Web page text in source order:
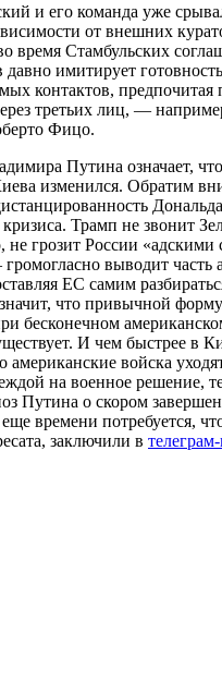
и его команда уже
от внешних
время Стамбульских
имитирует
контактов, предпочитая
третьих лиц, —
Фицо.
Путина означает,
изменился. Обратим
Трамп не звонит
не грозит России «адскими
выводит часть
ЕС самим
что привычной
бесконечном
И чем быстрее в
американские войска
на военное решение,
Путина о скором
времени потребуется,
заключили в